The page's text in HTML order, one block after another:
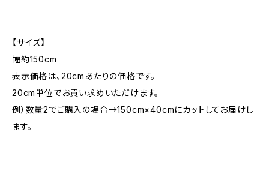
【サイズ】
幅約150cm
表示価格は、20cmあたりの価格です。
20cm単位でお買い求めいただけます。
例）数量2でご購入の場合→150cm×40cmにカットしてお届けし
ます。